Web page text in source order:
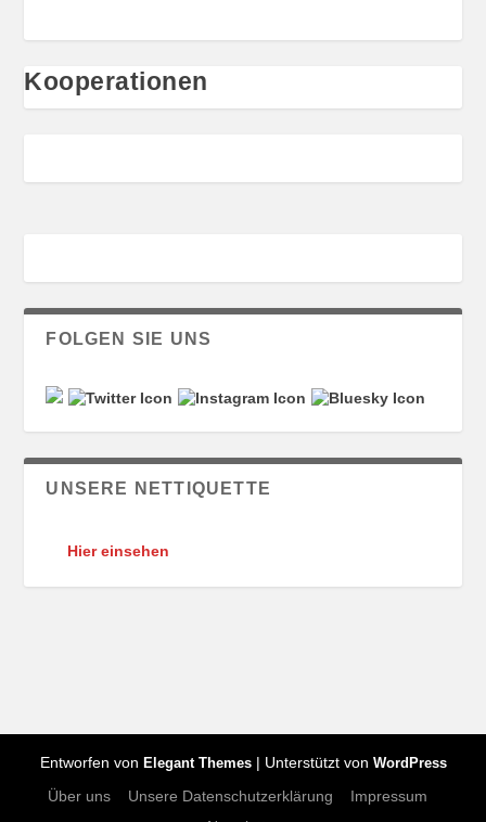
Kooperationen
FOLGEN SIE UNS
UNSERE NETTIQUETTE
Hier einsehen
Entworfen von Elegant Themes| Unterstützt von WordPress
Über uns Unsere Datenschutzerklärung
Impressum